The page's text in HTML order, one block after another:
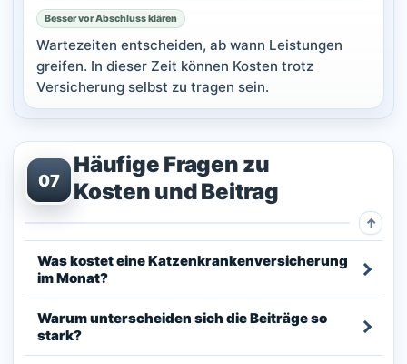
Besser vor Abschluss klären
Wartezeiten entscheiden, ab wann Leistungen
greifen. In dieser Zeit können Kosten trotz
Versicherung selbst zu tragen sein.
07
Häufige Fragen zu
Kosten und Beitrag
Was kostet eine Katzenkrankenversicherung
im Monat?
Warum unterscheiden sich die Beiträge so
stark?